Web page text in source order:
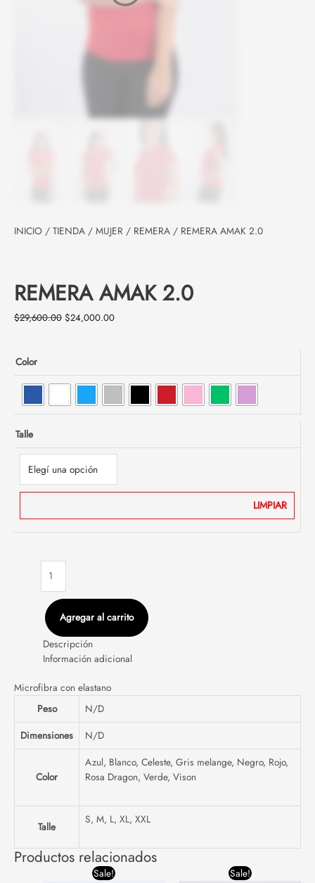
INICIO / TIENDA / MUJER / REMERA / REMERA AMAK 2.0
REMERA AMAK 2.0
$29,600.00 $24,000.00
Color
Talle
LIMPIAR
Agregar al carrito
Descripción
Información adicional
Microfibra con elastano
Peso
N/D
Dimensiones
N/D
Color
Azul, Blanco, Celeste, Gris melange, Negro, Rojo,
Rosa Dragon, Verde, Vison
Talle
S, M, L, XL, XXL
Productos relacionados
Sale!
Original
Sale!
Original